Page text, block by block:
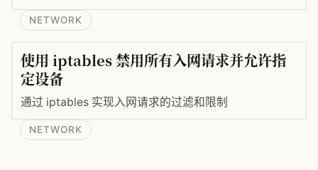
NETWORK
使用 iptables 禁用所有入网请求并允许指
定设备
通过 iptables 实现入网请求的过滤和限制
NETWORK